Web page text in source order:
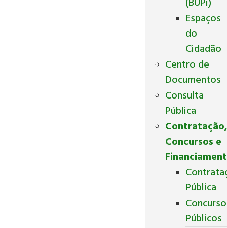
Espaços
do
Cidadão
Centro de
Documentos
Consulta
Pública
Concursos e
Pública
Públicos